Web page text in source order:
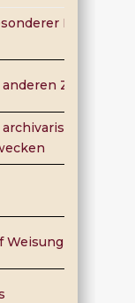
Zwecken
Weisung des